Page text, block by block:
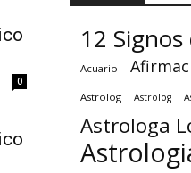
0
12
Acuario
Astrolog Astrolog
Astrologa